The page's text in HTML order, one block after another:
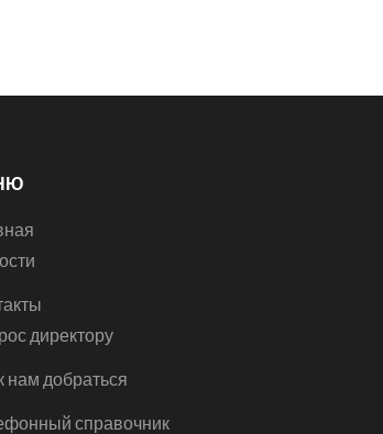
директору
нам добраться
справочник